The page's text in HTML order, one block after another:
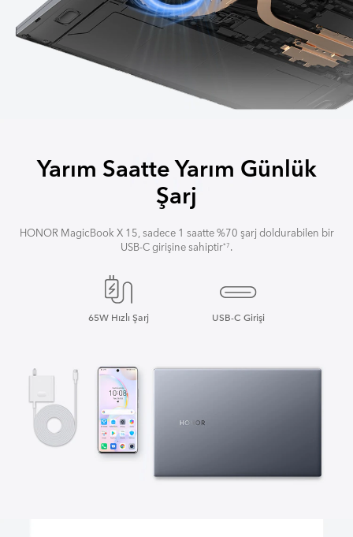
Yarım Saatte Yarım Günlük
Şarj
HONOR MagicBook X 15, sadece 1 saatte %70 şarj doldurabilen bir
USB-C girişine sahiptir*7.
65W Hızlı Şarj USB-C Girişi